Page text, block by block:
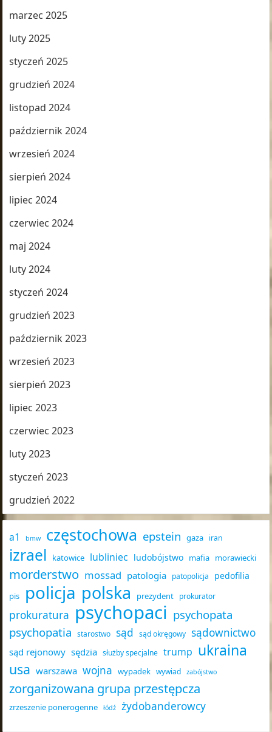
marzec 2025
luty 2025
styczeń 2025
grudzień 2024
listopad 2024
październik 2024
wrzesień 2024
sierpień 2024
lipiec 2024
czerwiec 2024
maj 2024
luty 2024
styczeń 2024
grudzień 2023
październik 2023
wrzesień 2023
sierpień 2023
lipiec 2023
czerwiec 2023
luty 2023
styczeń 2023
grudzień 2022
a1 bmw częstochowa epstein gaza iran
izrael katowice lubliniec ludobójstwo mafia morawiecki
morderstwo mossad patologia patopolicja pedofilia
pis policja polska prezydent prokurator
prokuratura psychopaci psychopata
psychopatia
starostwo sąd sąd okręgowy sądownictwo
sąd rejonowy sędzia służby specjalne trump ukraina
usa warszawa wojna wypadek wywiad zabójstwo
zorganizowana grupa przestępcza
zrzeszenie ponerogenne łódź żydobanderowcy